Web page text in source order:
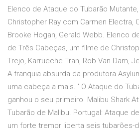
Elenco de Ataque do Tubarão
Christopher Ray com Carmen Electra,
Brooke Hogan, Gerald Webb. Elenco
de Três Cabeças, um filme de
Trejo, Karrueche Tran, Rob Van Dam,
A franquia absurda da produtora
uma cabeça a mais. ' O Ataque do
ganhou o seu primeiro Malibu Shark
Tubarão de Malibu. Portugal: Ataque
um forte tremor liberta seis tubarões-